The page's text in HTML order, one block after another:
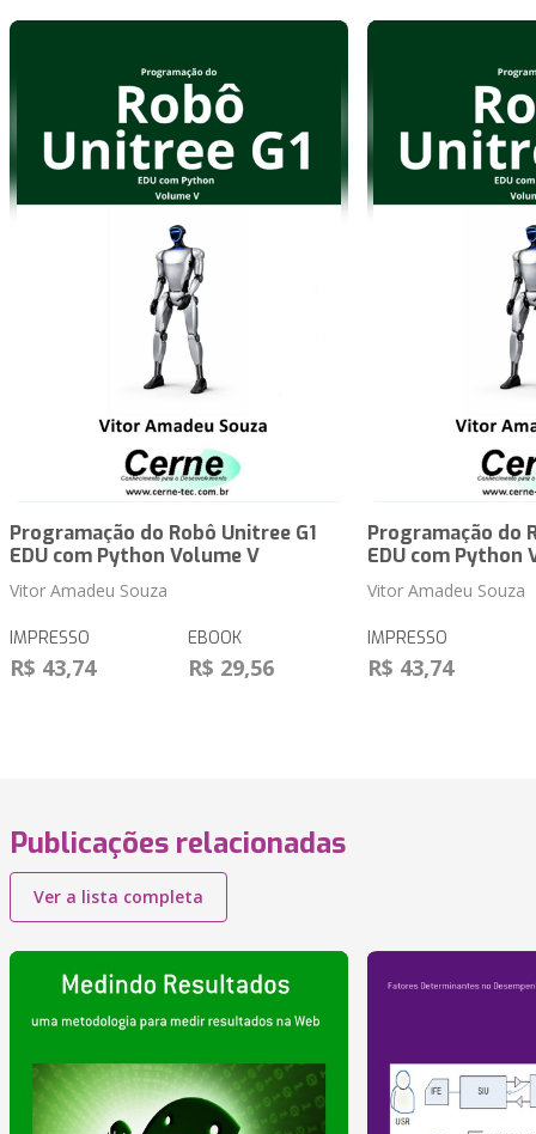
Programação do Robô Unitree G1
EDU com Python Volume V
Vitor Amadeu Souza
IMPRESSO
R$ 43,74
EBOOK
R$ 29,56
Programação do
EDU com Python
Vitor Amadeu Souza
IMPRESSO
R$ 43,74
Publicações relacionadas
Ver a lista completa